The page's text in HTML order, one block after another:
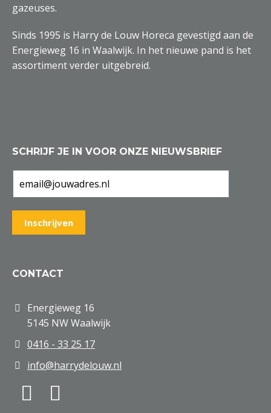
gazeuses.
Sinds 1995 is Harry de Louw Horeca gevestigd aan de
Energieweg 16 in Waalwijk. In het nieuwe pand is het
assortiment verder uitgebreid.
SCHRIJF JE IN VOOR ONZE NIEUWSBRIEF
CONTACT
Energieweg 16
5145 NW Waalwijk
0416 - 33 25 17
info@harrydelouw.nl